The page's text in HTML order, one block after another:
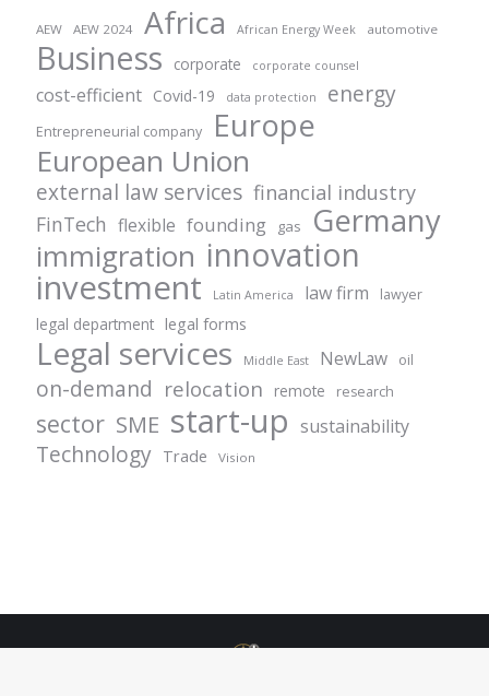
AEW AEW 2024 Africa African Energy Week automotive
Business corporate corporate counsel
cost-efficient Covid-19 data protection energy
Entrepreneurial company Europe
European Union
external law services financial industry
FinTech flexible founding gas Germany
immigration innovation
investment Latin America law firm lawyer
legal department legal forms
Legal services Middle East NewLaw oil
on-demand relocation remote research
sector SME start-up sustainability
Technology Trade Vision